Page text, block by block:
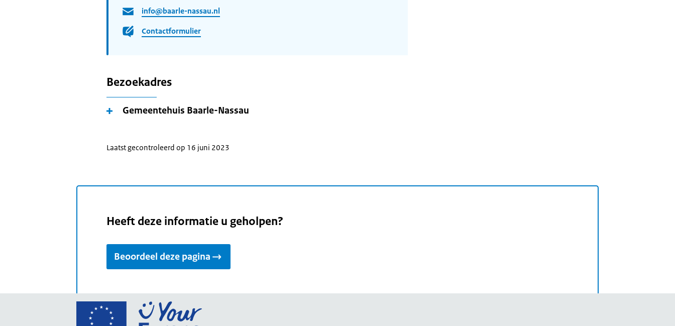
info@baarle-nassau.nl
Contactformulier
Bezoekadres
Gemeentehuis Baarle-Nassau
Laatst gecontroleerd op 16 juni 2023
Heeft deze informatie u geholpen?
Beoordeel deze pagina
Ga